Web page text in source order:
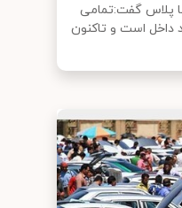
پلاس گفت:تمامی
داخل است و تاکنون